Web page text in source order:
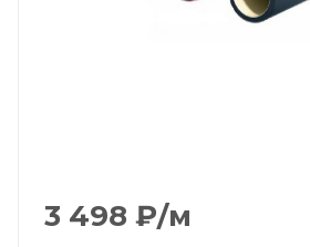
3 498 ₽/м